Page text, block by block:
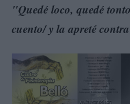
"Quedé loco, quedé
cuento/ y la apreté